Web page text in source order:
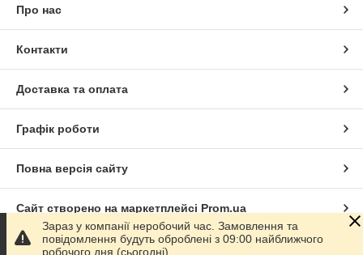
Про нас
Контакти
Доставка та оплата
Графік роботи
Повна версія сайту
Сайт створено на маркетплейсі Prom.ua
Політика конфіденційності
Зараз у компанії неробочий час. Замовлення та
повідомлення будуть оброблені з 09:00 найближчого
робочого дня (сьогодні).